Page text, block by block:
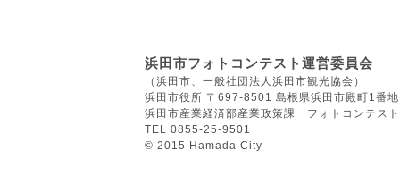
浜田市フォトコンテスト運営委員会
（浜田市、一般社団法人浜田市観光協会）
浜田市役所 〒697-8501 島根県浜田市殿町1番地
浜田市産業経済部産業政策課 フォトコンテス
TEL 0855-25-9501
© 2015 Hamada City